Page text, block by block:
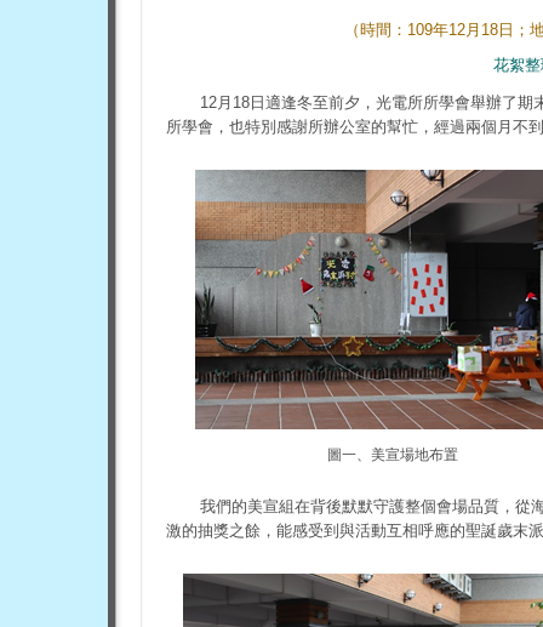
（時間：109年12月18日
花絮
12月18日適逢冬至前夕，光電所所學會舉辦了
所學會，也特別感謝所辦公室的幫忙，經過兩個月不
圖一、美宣場地布置
我們的美宣組在背後默默守護整個會場品質，從
激的抽獎之餘，能感受到與活動互相呼應的聖誕歲末